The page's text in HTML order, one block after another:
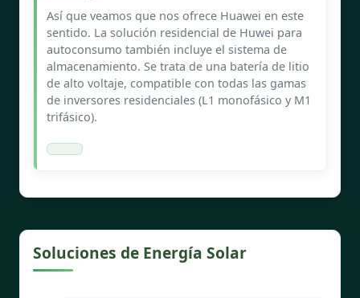
Así que veamos que nos ofrece Huawei en este
sentido. La solución residencial de Huwei para
autoconsumo también incluye el sistema de
almacenamiento. Se trata de una batería de litio
de alto voltaje, compatible con todas las gamas
de inversores residenciales (L1 monofásico y M1
trifásico).
Soluciones de Energía Solar